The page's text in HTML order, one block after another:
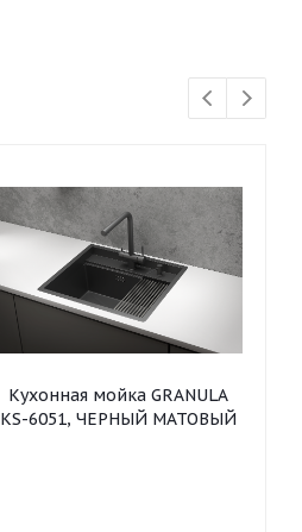
Кухонная мойка GRANULA
KS-6051, ЧЕРНЫЙ МАТОВЫЙ